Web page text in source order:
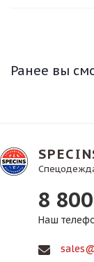
Ранее вы
8
Наш